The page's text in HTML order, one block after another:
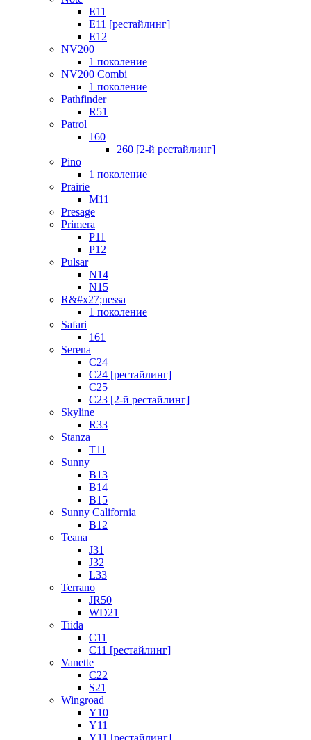
E11
E11 [рестайлинг]
E12
NV200
1 поколение
NV200 Combi
1 поколение
Pathfinder
R51
Patrol
160
260 [2-й рестайлинг]
Pino
1 поколение
Prairie
M11
Presage
Primera
P11
P12
Pulsar
N14
N15
R&#x27;nessa
1 поколение
Safari
161
Serena
C24
C24 [рестайлинг]
C25
С23 [2-й рестайлинг]
Skyline
R33
Stanza
T11
Sunny
B13
B14
B15
Sunny California
B12
Teana
J31
J32
L33
Terrano
JR50
WD21
Tiida
C11
C11 [рестайлинг]
Vanette
C22
S21
Wingroad
Y10
Y11
Y11 [рестайлинг]